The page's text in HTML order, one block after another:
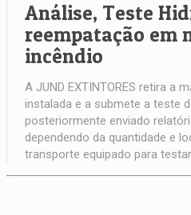
Análise, Teste
reempatação em
incêndio
A JUND EXTINTORES retira a
instalada e a submete a teste
posteriormente enviado
dependendo da quantidade e
transporte equipado para